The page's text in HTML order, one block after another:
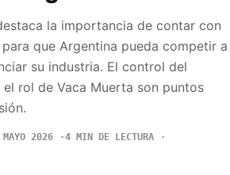
la importancia de contar con
que Argentina pueda competir a
su industria. El control del
rol de Vaca Muerta son puntos
2026
4 MIN DE LECTURA